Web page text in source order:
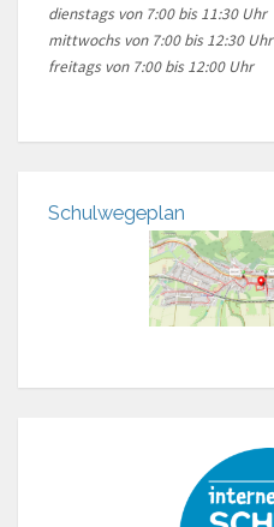
dienstags von 7:00 bis 11:30 Uhr
mittwochs von 7:00 bis 12:30 Uhr
freitags von 7:00 bis 12:00 Uhr
Schulwegeplan